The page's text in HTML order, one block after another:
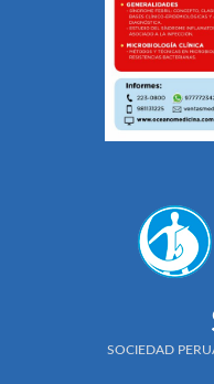
SOCIEDAD